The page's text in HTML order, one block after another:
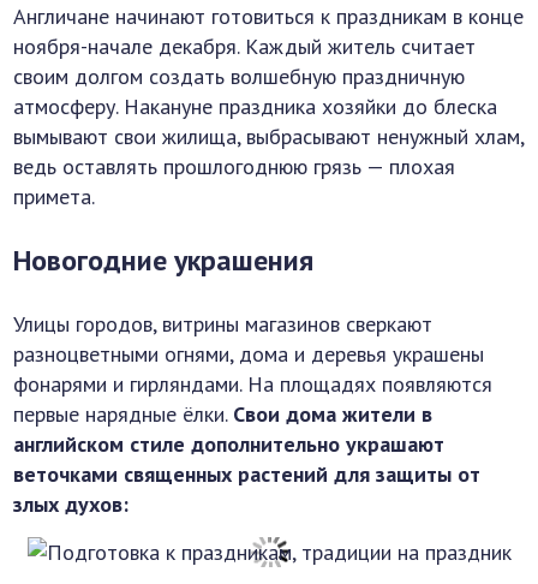
Англичане начинают готовиться к праздникам в конце
ноября-начале декабря. Каждый житель считает
своим долгом создать волшебную праздничную
атмосферу. Накануне праздника хозяйки до блеска
вымывают свои жилища, выбрасывают ненужный хлам,
ведь оставлять прошлогоднюю грязь — плохая
примета.
Новогодние украшения
Улицы городов, витрины магазинов сверкают
разноцветными огнями, дома и деревья украшены
фонарями и гирляндами. На площадях появляются
первые нарядные ёлки. Свои дома жители в
английском стиле дополнительно украшают
веточками священных растений для защиты от
злых духов: